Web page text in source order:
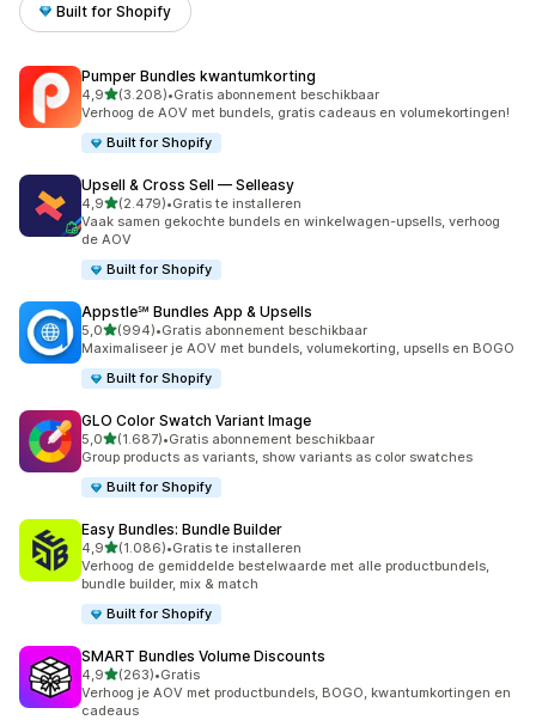
Built for Shopify
Pumper Bundles kwantumkorting
4,9van 5 sterren
(3.208)
3208 recensies in totaal
•Gratis abonnement beschikbaar
Verhoog de AOV met bundels, gratis cadeaus en volumekortingen!
Built for Shopify
Upsell & Cross Sell — Selleasy
4,9van 5 sterren
(2.479)
2479 recensies in totaal
•Gratis te installeren
Vaak samen gekochte bundels en winkelwagen-upsells, verhoog
de AOV
Built for Shopify
Appstle℠ Bundles App & Upsells
5,0van 5 sterren
(994)
994 recensies in totaal
•Gratis abonnement beschikbaar
Maximaliseer je AOV met bundels, volumekorting, upsells en BOGO
Built for Shopify
GLO Color Swatch Variant Image
5,0van 5 sterren
(1.687)
1687 recensies in totaal
•Gratis abonnement beschikbaar
Group products as variants, show variants as color swatches
Built for Shopify
Easy Bundles: Bundle Builder
4,9van 5 sterren
(1.086)
1086 recensies in totaal
•Gratis te installeren
Verhoog de gemiddelde bestelwaarde met alle productbundels,
bundle builder, mix & match
Built for Shopify
SMART Bundles Volume Discounts
4,9van 5 sterren
(263)
263 recensies in totaal
•Gratis
Verhoog je AOV met productbundels, BOGO, kwantumkortingen en
cadeaus